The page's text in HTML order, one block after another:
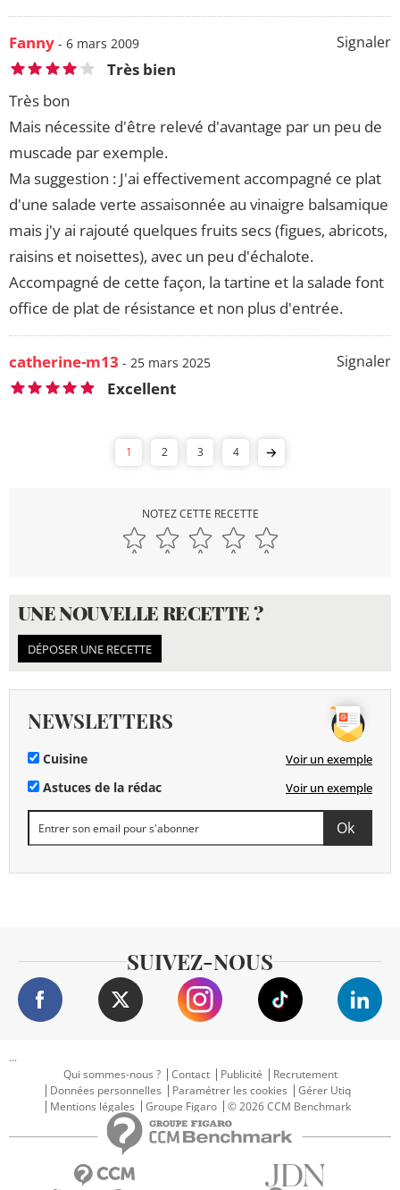
Signaler
Fanny - 6 mars 2009
Très bien
Très bon
Mais nécessite d'être relevé d'avantage par un peu de
muscade par exemple.
Ma suggestion : J'ai effectivement accompagné ce plat
d'une salade verte assaisonnée au vinaigre balsamique
mais j'y ai rajouté quelques fruits secs (figues, abricots,
raisins et noisettes), avec un peu d'échalote.
Accompagné de cette façon, la tartine et la salade font
office de plat de résistance et non plus d'entrée.
Signaler
catherine-m13 - 25 mars 2025
Excellent
1 2 3 4
NOTEZ CETTE RECETTE
UNE NOUVELLE RECETTE ?
DÉPOSER UNE RECETTE
NEWSLETTERS
Cuisine Voir un exemple
Astuces de la rédac Voir un exemple
SUIVEZ-NOUS
...
Qui sommes-nous ?
Contact Publicité
Recrutement
Données personnelles
Paramétrer les cookies
Gérer Utiq
Mentions légales
Groupe Figaro © 2026 CCM Benchmark